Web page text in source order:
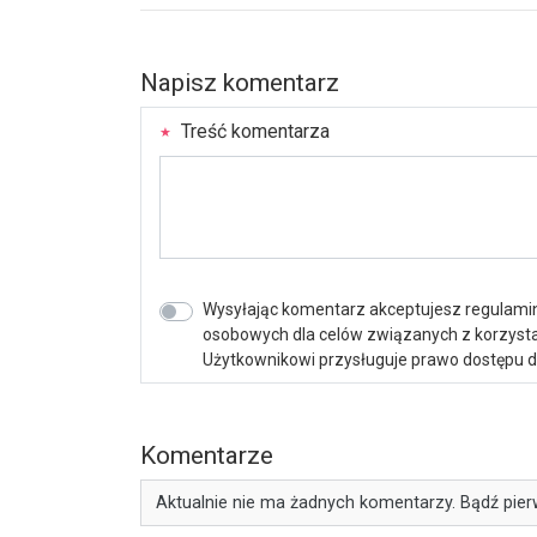
Napisz komentarz
Treść komentarza
Wysyłając komentarz akceptujesz
osobowych dla celów związanych z
Użytkownikowi przysługuje prawo dostępu
Komentarze
Aktualnie nie ma żadnych komentarzy. Bądź